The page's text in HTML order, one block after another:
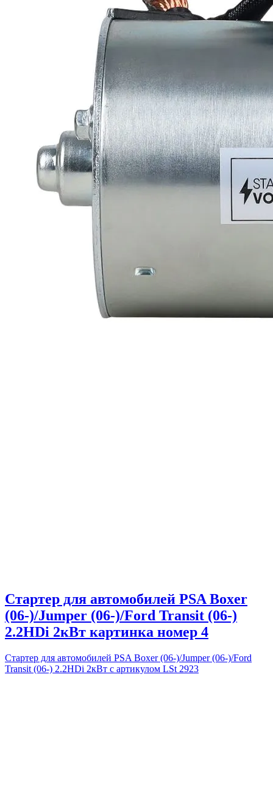
Стартер для автомобилей PSA Boxer
(06-)/Jumper (06-)/Ford Transit (06-)
2.2HDi 2кВт картинка номер 4
Стартер для автомобилей PSA Boxer (06-)/Jumper (06-)/Ford
Transit (06-) 2.2HDi 2кВт с артикулом LSt 2923